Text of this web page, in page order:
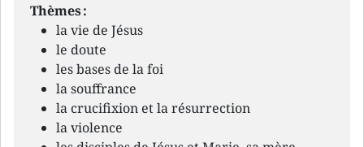
Thèmes :
la vie de Jésus
le doute
les bases de la foi
la souffrance
la crucifixion et la résurrection
la violence